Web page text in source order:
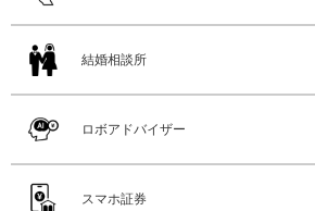
結婚相談所
ロボアドバイザー
スマホ証券